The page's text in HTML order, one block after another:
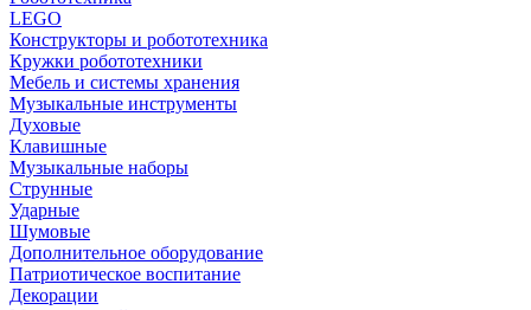
LEGO
Конструкторы и робототехника
Кружки робототехники
Мебель и системы хранения
Музыкальные инструменты
Духовые
Клавишные
Музыкальные наборы
Струнные
Ударные
Шумовые
Дополнительное оборудование
Патриотическое воспитание
Декорации